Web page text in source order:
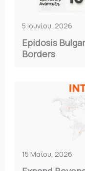
5 Ιουνίου, 2026
Epidosis
Borders
15 Μαΐου, 2026